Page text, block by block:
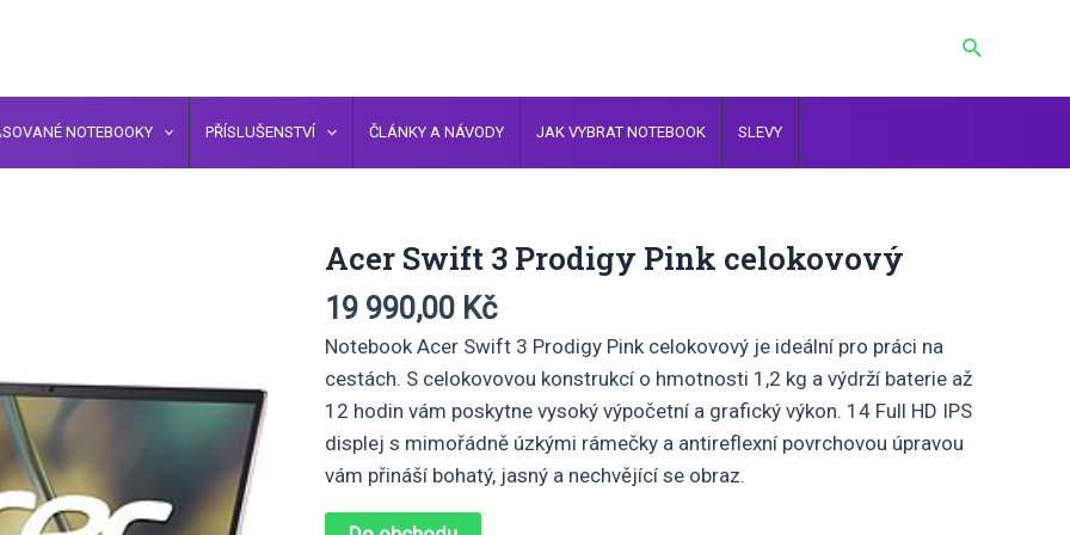
Hledat
NOTEBOOKY PŘÍSLUŠENSTVÍ ČLÁNKY A NÁVODY JAK VYBRAT NOTEBOOK SLEVY
Acer Swift 3 Prodigy Pink celokovový
19 990,00 Kč
Notebook Acer Swift 3 Prodigy Pink celokovový je ideální pro práci na
cestách. S celokovovou konstrukcí o hmotnosti 1,2 kg a výdrží baterie až
12 hodin vám poskytne vysoký výpočetní a grafický výkon. 14 Full HD IPS
displej s mimořádně úzkými rámečky a antireflexní povrchovou úpravou
vám přináší bohatý, jasný a nechvějící se obraz.